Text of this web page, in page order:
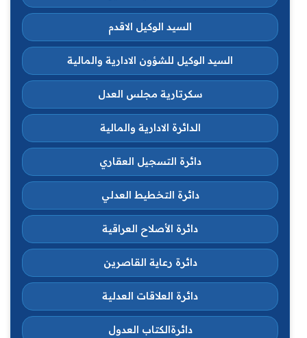
السيد الوكيل الاقدم
السيد الوكيل للشؤون الادارية والمالية
سكرتارية مجلس العدل
الدائرة الادارية والمالية
دائرة التسجيل العقاري
دائرة التخطيط العدلي
دائرة الأصلاح العراقية
دائرة رعاية القاصرين
دائرة العلاقات العدلية
دائرةالكتاب العدول